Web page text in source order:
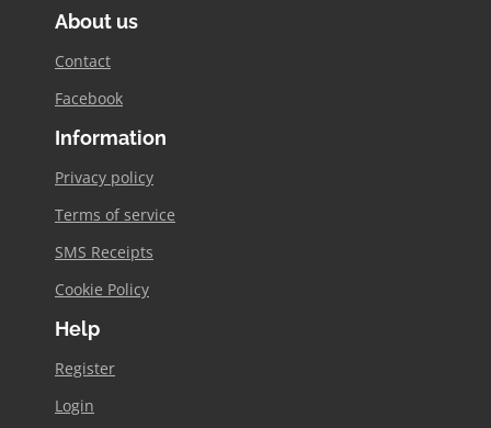
opens
in
window
About us
Contact
Facebook
Information
Privacy policy
Terms of service
SMS Receipts
Cookie Policy
Help
Register
Login